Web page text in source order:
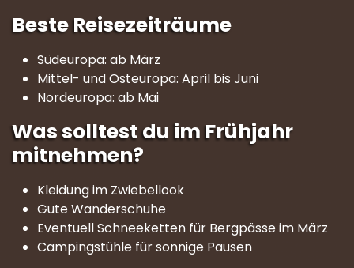
Beste Reisezeiträume
Südeuropa: ab März
Mittel- und Osteuropa: April bis Juni
Nordeuropa: ab Mai
Was solltest du im Frühjahr
mitnehmen?
Kleidung im Zwiebellook
Gute Wanderschuhe
Eventuell Schneeketten für Bergpässe im März
Campingstühle für sonnige Pausen